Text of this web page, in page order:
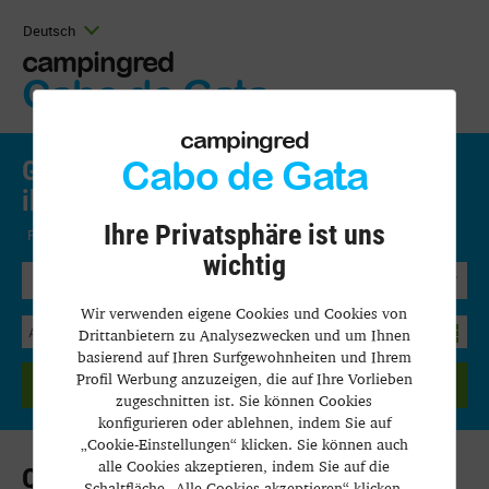
Deutsch
campingred
Cabo de Gata
Gestalten sie ihren urlaub ganz nach
ihren wünschen.
Precios y disponibilidad
SUCHEN
Qualitätsrichtlinie
campingred
Cabo de Gata
Ihre Privatsphäre ist uns
wichtig
Wir verwenden eigene Cookies und Cookies von
Drittanbietern zu Analysezwecken und um Ihnen
basierend auf Ihren Surfgewohnheiten und Ihrem
Profil Werbung anzuzeigen, die auf Ihre Vorlieben
zugeschnitten ist. Sie können Cookies
konfigurieren oder ablehnen, indem Sie auf
„Cookie-Einstellungen“ klicken. Sie können auch
alle Cookies akzeptieren, indem Sie auf die